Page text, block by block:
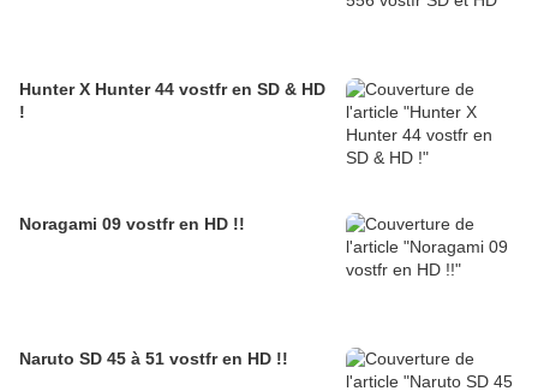
Hunter X Hunter 44 vostfr en SD & HD
!
Noragami 09 vostfr en HD !!
Naruto SD 45 à 51 vostfr en HD !!